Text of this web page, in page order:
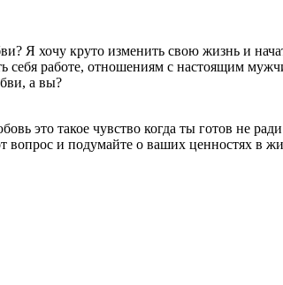
Я хочу круто изменить свою жизнь и
себя работе, отношениям с настоящим
а вы?
это такое чувство когда ты готов не
вопрос и подумайте о ваших ценностях в